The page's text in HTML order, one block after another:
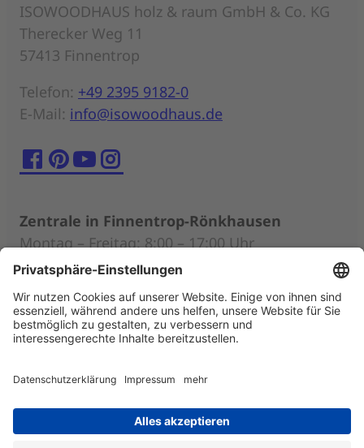
ISOWOODHAUS holz & raum GmbH & Co. KG
Therecker Weg 11
57413 Finnentrop
Telefon: +49 2395 9182-0
E-Mail: info@isowoodhaus.de
Zentrale in Finnentrop-Rönkhausen
Montag – Freitag: 8:00 – 17:00 Uhr
Persönliche Beratung nach individueller
Terminabsprache (auch außerhalb der
Öffnungszeiten)
Mittwoch – Sonntag: 11:00 – 18:00 Uhr
Datenschutz